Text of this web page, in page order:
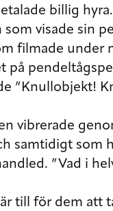
billig
visade sin
filmade under
”Knullobjekt!
vibrerade
samtidigt som
”Vad i
till för dem att